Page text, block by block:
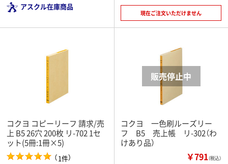
アスクル在庫商品
現在ご注文いただけません
コクヨ コピーリーフ 請求/売
上 B5 26穴 200枚 リ-702 1セ
ット(5冊:1冊×5)
（1件）
コクヨ 一色刷ルーズリー
フ B5 売上帳 リ-302（わ
けあり品）
￥791（税込）